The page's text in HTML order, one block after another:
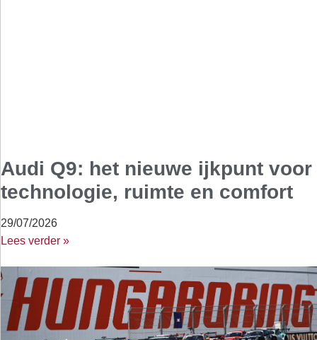
Audi Q9: het nieuwe ijkpunt voor
technologie, ruimte en comfort
29/07/2026
Lees verder »